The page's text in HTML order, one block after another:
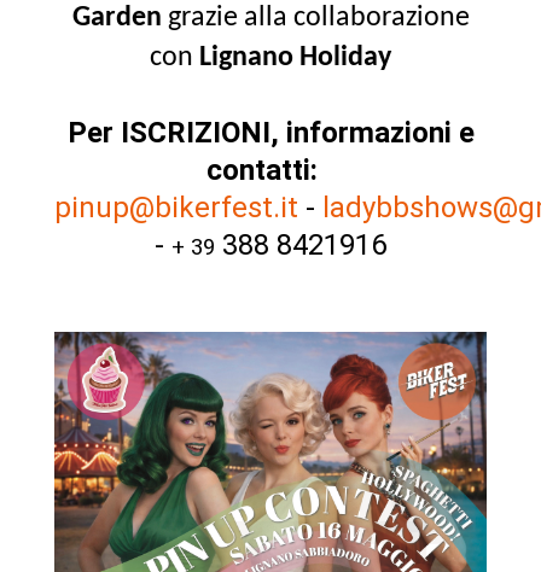
Garden grazie alla collaborazione
con Lignano Holiday
Per ISCRIZIONI, informazioni e
contatti:
pinup@bikerfest.it -
- + 39 388 8421916